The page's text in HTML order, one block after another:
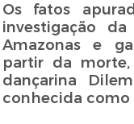
Os fatos
investigação
Amazonas e
partir da
dançarina
conhecida como